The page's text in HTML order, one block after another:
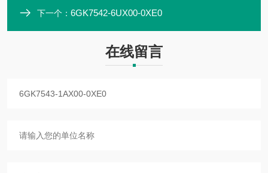
下一个： 6GK7542-6UX00-0XE0
在线留言